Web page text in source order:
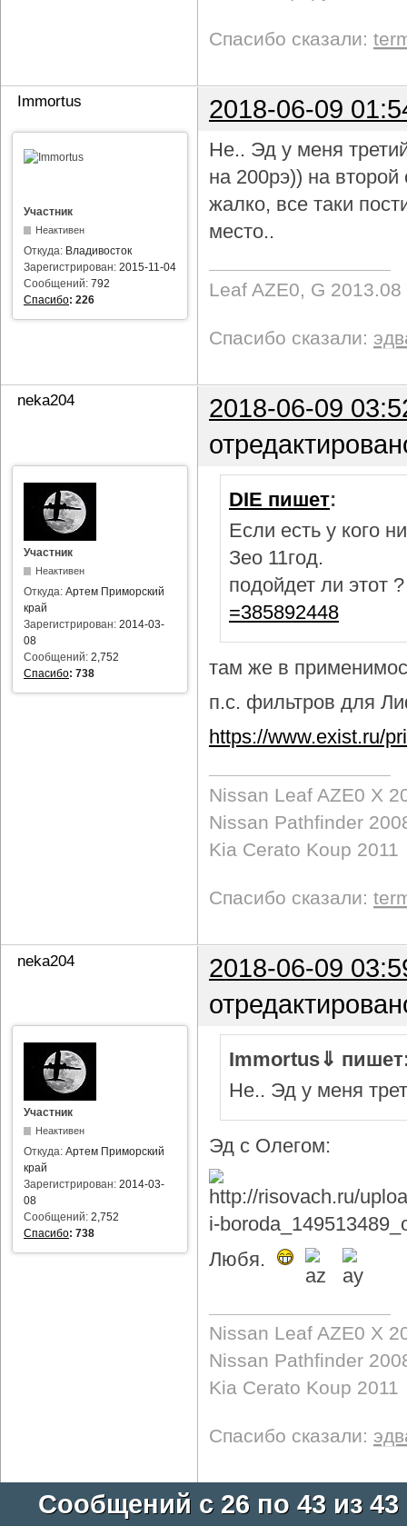
Спасибо сказали:
Immortus 2018-06-09
Участник
Неактивен
Откуда: Владивосток
Зарегистрирован: 2015-11-04
Сообщений: 792
Спасибо: 226
Не.. Эд у меня
на 200рэ)) на
жалко, все таки
место..
Leaf AZE0, G 2013.08
Спасибо сказали:
neka204
2018-06-09
Участник
Неактивен
Откуда: Артем Приморский
край
Зарегистрирован: 2014-03-
08
Сообщений: 2,752
Спасибо: 738
DIE пишет:
Если есть у кого
Зео 11год.
подойдет ли этот
=385892448
там же в
п.с. фильтров для
https://www.exist.ru/
Nissan Leaf AZE0 X
Nissan Pathfinder
Kia Cerato Koup 2011
Спасибо сказали:
neka204
2018-06-09
Участник
Неактивен
Откуда: Артем Приморский
край
Зарегистрирован: 2014-03-
08
Сообщений: 2,752
Спасибо: 738
Immortus⇓
Не.. Эд у меня
Эд с Олегом:
Любя.
Nissan Leaf AZE0 X
Nissan Pathfinder
Kia Cerato Koup 2011
Спасибо сказали:
Сообщений с 26 по 43 из 43